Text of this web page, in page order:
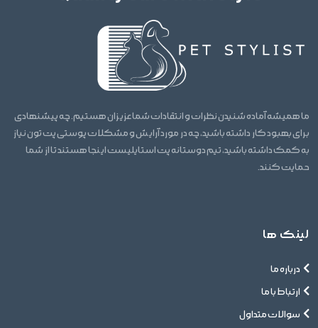
ما همیشه آماده شنیدن نظرات و انتقادات شما عزیزان هستیم. چه پیشنهادی
برای بهبود کار داشته باشید، چه در مورد آرایش و مشکلات پوستی پت تون نیاز
به کمک داشته باشید، تیم دوستانه پت استایلیست اینجا هستند تا از شما
حمایت کنند.
لینک ها
درباره ما
ارتباط با ما
سوالات متداول